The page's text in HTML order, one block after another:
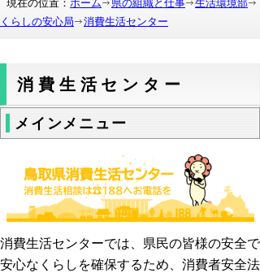
現在の位置： ホーム 県の組織と仕事
生活環境部
くらしの安心局
消費生活センター
消費生活センター
メインメニュー
消費生活センターでは、県民の皆様の安全で
安心なくらしを確保するため、消費者安全法